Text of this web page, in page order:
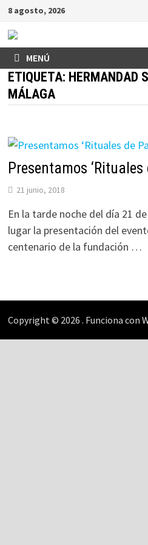
Saltar
contenido
8 agosto, 2026
MENÚ
ETIQUETA: HERMANDAD
MÁLAGA
Presentamos ‘Rituales
21 junio, 2018
En la tarde noche del día 21
lugar la presentación del
centenario de la fundación …
Copyright © 2026 . Funciona con